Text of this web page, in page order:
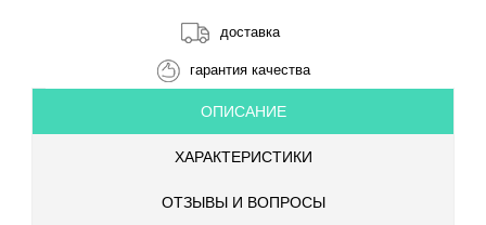
доставка
гарантия качества
ОПИСАНИЕ
ХАРАКТЕРИСТИКИ
ОТЗЫВЫ И ВОПРОСЫ